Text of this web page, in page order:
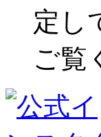
定し
ご覧